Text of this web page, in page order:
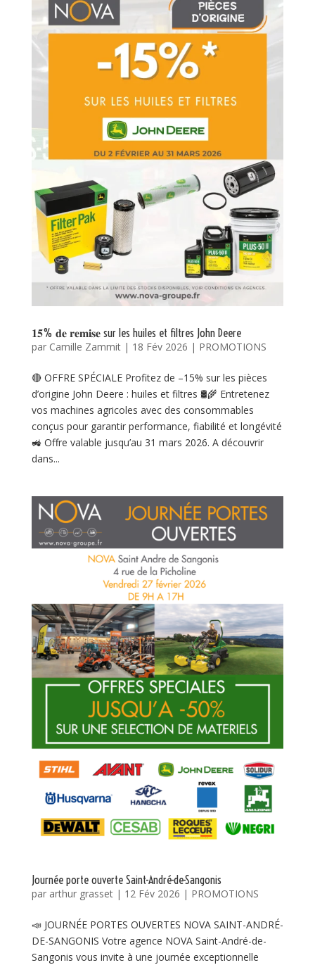
𝟏𝟓% 𝐝𝐞 𝐫𝐞𝐦𝐢𝐬𝐞 sur les huiles et filtres John Deere
par Camille Zammit| 18 Fév 2026 | PROMOTIONS
🔴 OFFRE SPÉCIALE Profitez de –15% sur les pièces
d’origine John Deere : huiles et filtres 🛢️🌾 Entretenez
vos machines agricoles avec des consommables
conçus pour garantir performance, fiabilité et longévité
🚜 Offre valable jusqu’au 31 mars 2026. A découvrir
dans...
Journée porte ouverte Saint-André-de-Sangonis
par arthur grasset| 12 Fév 2026 | PROMOTIONS
📣 JOURNÉE PORTES OUVERTES NOVA SAINT-ANDRÉ-
DE-SANGONIS Votre agence NOVA Saint-André-de-
Sangonis vous invite à une journée exceptionnelle